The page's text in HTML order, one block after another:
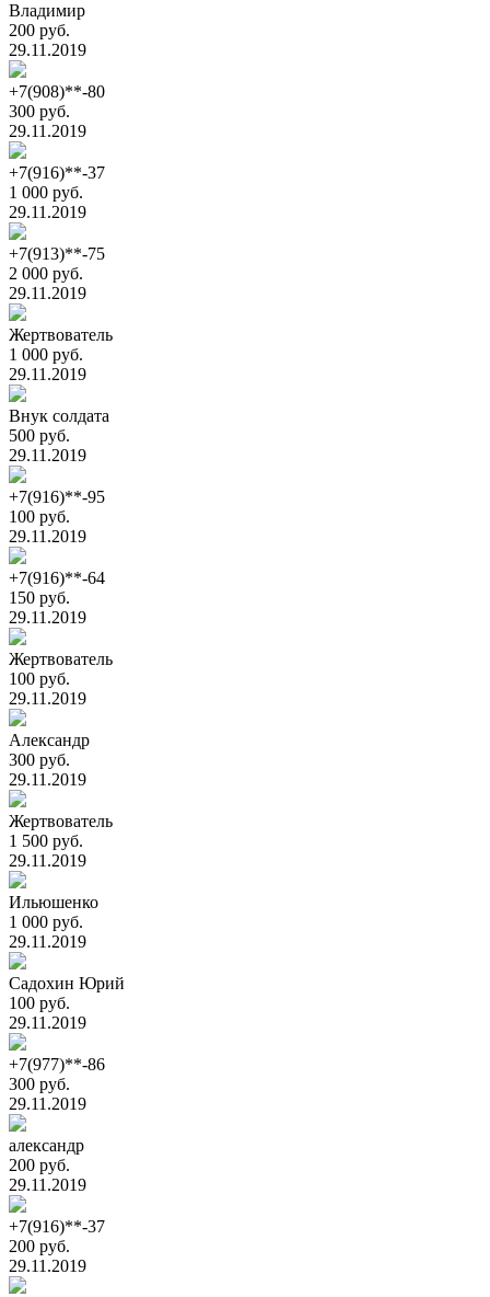
Владимир
200 руб.
29.11.2019
+7(908)**-80
300 руб.
29.11.2019
+7(916)**-37
1 000 руб.
29.11.2019
+7(913)**-75
2 000 руб.
29.11.2019
Жертвователь
1 000 руб.
29.11.2019
Внук солдата
500 руб.
29.11.2019
+7(916)**-95
100 руб.
29.11.2019
+7(916)**-64
150 руб.
29.11.2019
Жертвователь
100 руб.
29.11.2019
Александр
300 руб.
29.11.2019
Жертвователь
1 500 руб.
29.11.2019
Ильюшенко
1 000 руб.
29.11.2019
Садохин Юрий
100 руб.
29.11.2019
+7(977)**-86
300 руб.
29.11.2019
александр
200 руб.
29.11.2019
+7(916)**-37
200 руб.
29.11.2019